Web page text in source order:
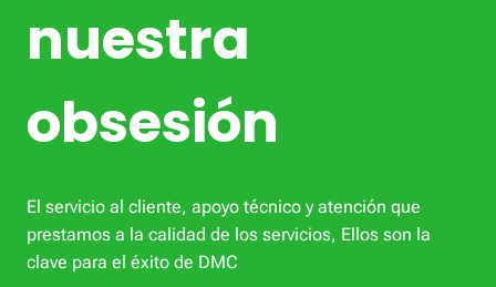
nuestra
obsesión
El servicio al cliente, apoyo técnico y atención que
prestamos a la calidad de los servicios, Ellos son la
clave para el éxito de DMC